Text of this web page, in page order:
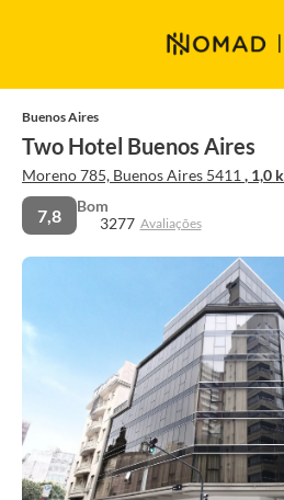
Buenos Aires
Two Hotel Buenos Aires
Moreno 785, Buenos Aires 5411 , 1,0
7,8
Bom
3277 Avaliações